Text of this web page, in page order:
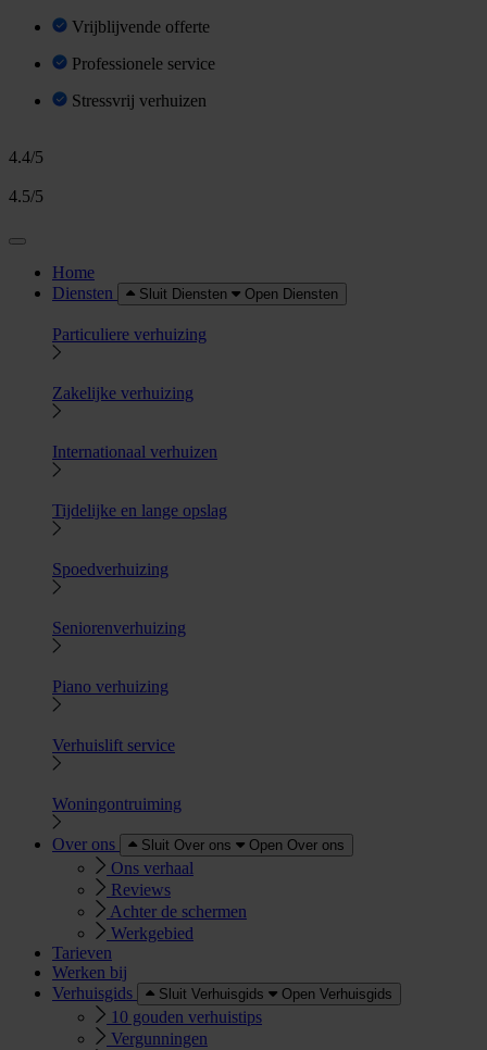
Vrijblijvende offerte
Professionele service
Stressvrij verhuizen
4.4/5
4.5/5
Home
Diensten
Sluit Diensten Open Diensten
Particuliere verhuizing
Zakelijke verhuizing
Internationaal verhuizen
Tijdelijke en lange opslag
Spoedverhuizing
Seniorenverhuizing
Piano verhuizing
Verhuislift service
Woningontruiming
Over ons Sluit Over ons Open Over ons
Ons verhaal
Reviews
Achter de schermen
Werkgebied
Tarieven
Werken bij
Verhuisgids
Sluit Verhuisgids Open Verhuisgids
10 gouden verhuistips
Vergunningen